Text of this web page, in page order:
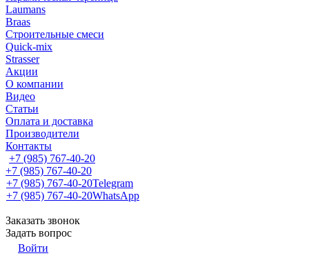
Laumans
Braas
Строительные смеси
Quick-mix
Strasser
Акции
О компании
Видео
Статьи
Оплата и доставка
Производители
Контакты
+7 (985) 767-40-20
+7 (985) 767-40-20
+7 (985) 767-40-20Telegram
+7 (985) 767-40-20WhatsApp
Заказать звонок
Задать вопрос
Войти